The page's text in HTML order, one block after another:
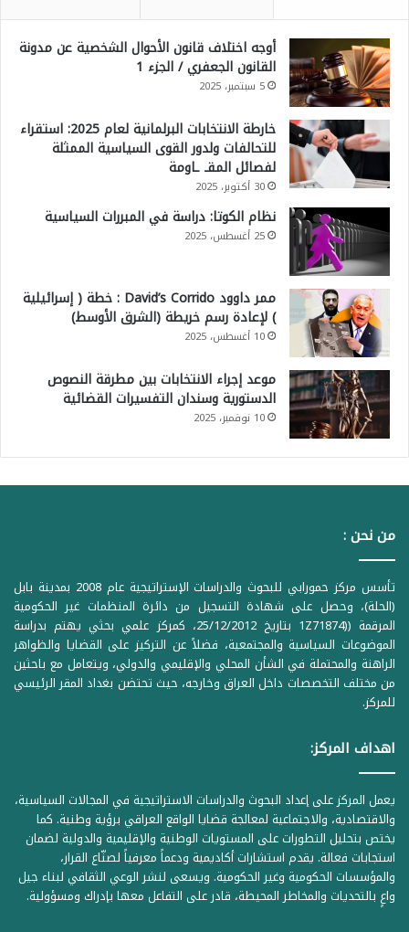
ر
ء
ر
ل
ه
ا
ت
أوجه اختلاف قانون الأحوال الشخصية عن مدونة
القانون الجعفري / الجزء 1
5 سبتمبر، 2025
خارطة الانتخابات البرلمانية لعام 2025: استقراء
للتحالفات ولدور القوى السياسية الممثلة
لفصائل المقـ ـاومة
30 أكتوبر، 2025
نظام الكوتا: دراسة في المبررات السياسية
25 أغسطس، 2025
ممر داوود David’s Corrido : خطة ( إسرائيلية
) لإعادة رسم خريطة (الشرق الأوسط)
10 أغسطس، 2025
موعد إجراء الانتخابات بين مطرقة النصوص
الدستورية وسندان التفسيرات القضائية
10 نوفمبر، 2025
من نحن :
تأسس مركز حمورابي للبحوث والدراسات الإستراتيجية عام 2008 بمدينة بابل
(الحلة)، وحصل على شهادة التسجيل من دائرة المنظمات غير الحكومية
المرقمة ((1Z71874 بتاريخ 25/12/2012، كمركز علمي بحثي يهتم بدراسة
الموضوعات السياسية والمجتمعية، فضلاً عن التركيز على القضايا والظواهر
الراهنة والمحتملة في الشأن المحلي والإقليمي والدولي، ويتعامل مع باحثين
من مختلف التخصصات داخل العراق وخارجه، حيث تحتضن بغداد المقر الرئيسي
للمركز.
اهداف المركز:
يعمل المركز على إعداد البحوث والدراسات الاستراتيجية في المجالات السياسية،
والاقتصادية، والاجتماعية لمعالجة قضايا الواقع العراقي برؤية وطنية. كما
يختص بتحليل التطورات على المستويات الوطنية والإقليمية والدولية لضمان
استجابات فعالة. يقدم استشارات أكاديمية ودعماً معرفياً لصنّاع القرار،
والمؤسسات الحكومية وغير الحكومية. ويسعى لنشر الوعي الثقافي لبناء جيل
واعٍ بالتحديات والمخاطر المحيطة، قادر على التفاعل معها بإدراك ومسؤولية.